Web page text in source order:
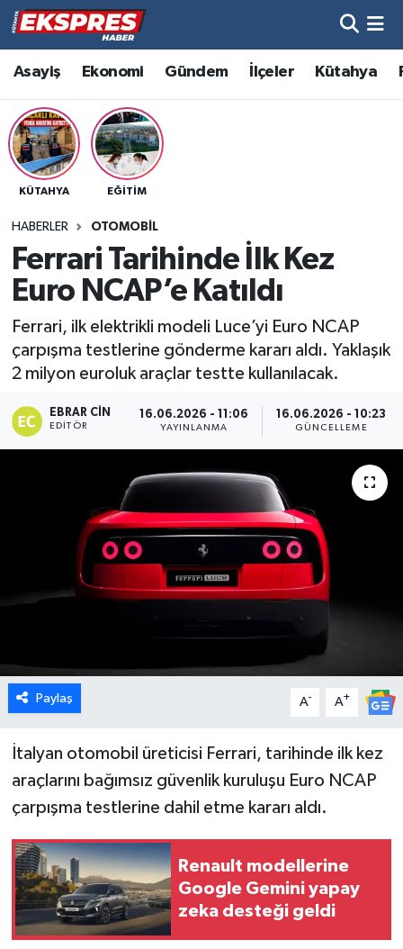
Asayiş Ekonomi Gündem İlçeler Kütahya
KÜTAHYA EĞITIM
HABERLER OTOMOBIL
Ferrari Tarihinde İlk Kez
Euro NCAP’e Katıldı
Ferrari, ilk elektrikli modeli Luce’yi Euro NCAP
çarpışma testlerine gönderme kararı aldı. Yaklaşık
2 milyon euroluk araçlar testte kullanılacak.
EBRAR CIN
EDITÖR
16.06.2026 - 11:06
YAYINLANMA
16.06.2026 - 10:23
GÜNCELLEME
Paylaş A- A+
İtalyan otomobil üreticisi Ferrari, tarihinde ilk kez
araçlarını bağımsız güvenlik kuruluşu Euro NCAP
çarpışma testlerine dahil etme kararı aldı.
Renault modellerine
Google Gemini yapay
zeka desteği geldi
Altıntaş
Asayiş
Aslanapa
Bölge
Çavdarhisar
Domaniç
Ekonomi
Emet
Gediz
Genel
Gündem
Hisarcık
İlçeler
Köşe Yazıları
Kültür Sanat
Hava Durumu
Trafik Durumu
Süper Lig Puan Durumu ve Fikstür
Son Dakika Haberleri
Haber Arşivi